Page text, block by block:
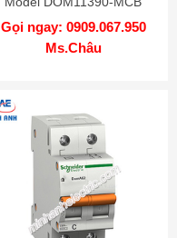
Gọi ngay: 0909.067.950
Ms.Châu